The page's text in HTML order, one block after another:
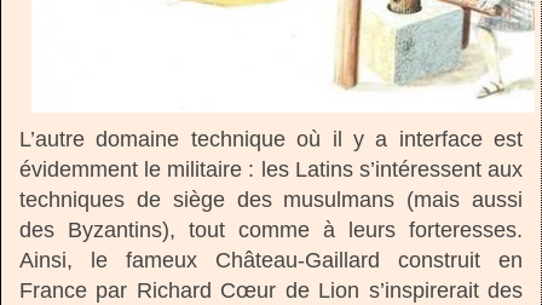
L’autre domaine technique où il y a interface est
évidemment le militaire : les Latins s’intéressent aux
techniques de siège des musulmans (mais aussi
des Byzantins), tout comme à leurs forteresses.
Ainsi, le fameux Château-Gaillard construit en
France par Richard Cœur de Lion s’inspirerait des